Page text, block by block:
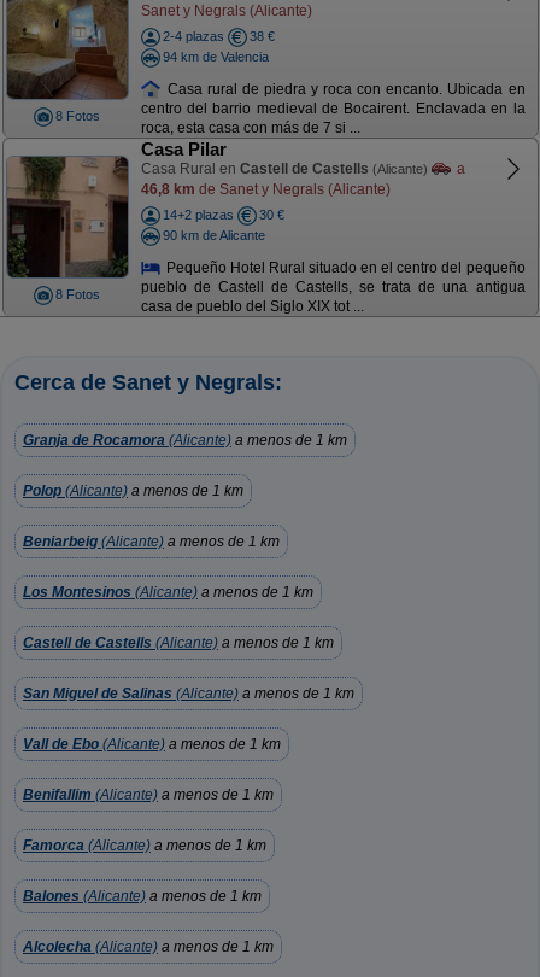
8 Fotos
Sanet y Negrals (Alicante)
2-4 plazas
38 €
94 km de Valencia
Casa rural de piedra y roca con encanto. Ubicada en
centro del barrio medieval de Bocairent. Enclavada en la
roca, esta casa con más de 7 si ...
8 Fotos
Casa Pilar
Casa Rural en Castell de Castells (Alicante)
a
46,8 km de Sanet y Negrals (Alicante)
14+2 plazas
30 €
90 km de Alicante
Pequeño Hotel Rural situado en el centro del pequeño
pueblo de Castell de Castells, se trata de una antigua
casa de pueblo del Siglo XIX tot ...
Cerca de Sanet y Negrals:
Granja de Rocamora (Alicante) a menos de 1 km
Polop (Alicante) a menos de 1 km
Beniarbeig (Alicante) a menos de 1 km
Los Montesinos (Alicante) a menos de 1 km
Castell de Castells (Alicante) a menos de 1 km
San Miguel de Salinas (Alicante) a menos de 1 km
Vall de Ebo (Alicante) a menos de 1 km
Benifallim (Alicante) a menos de 1 km
Famorca (Alicante) a menos de 1 km
Balones (Alicante) a menos de 1 km
Alcolecha (Alicante) a menos de 1 km